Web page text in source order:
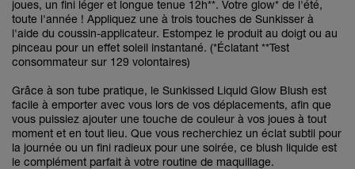
joues, un fini léger et longue tenue 12h**. Votre glow* de l'été,
toute l'année ! Appliquez une à trois touches de Sunkisser à
l'aide du coussin-applicateur. Estompez le produit au doigt ou au
pinceau pour un effet soleil instantané. (*Éclatant **Test
consommateur sur 129 volontaires)
Grâce à son tube pratique, le Sunkissed Liquid Glow Blush est
facile à emporter avec vous lors de vos déplacements, afin que
vous puissiez ajouter une touche de couleur à vos joues à tout
moment et en tout lieu. Que vous recherchiez un éclat subtil pour
la journée ou un fini radieux pour une soirée, ce blush liquide est
le complément parfait à votre routine de maquillage.